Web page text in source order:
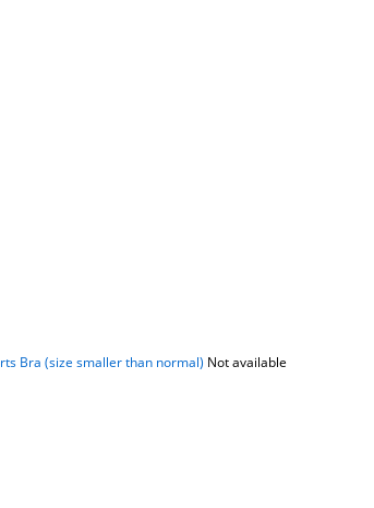
Bra (size smaller than normal) Not available